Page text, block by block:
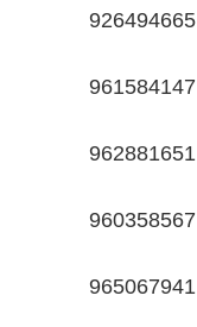
926494665
961584147
962881651
960358567
965067941